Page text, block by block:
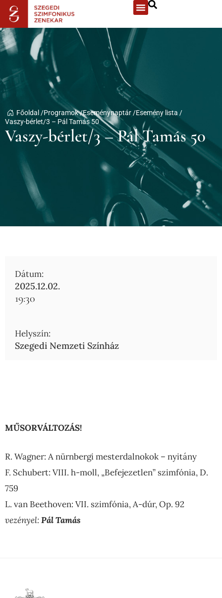
Főoldal /Programok /Eseménynaptár /Esemény lista /
Vaszy-bérlet/3 – Pál Tamás 50
Vaszy-bérlet/3 – Pál Tamás 50
Dátum:
2025.12.02.
19:30
Helyszín:
Szegedi Nemzeti Színház
MŰSORVÁLTOZÁS!
R. Wagner: A nürnbergi mesterdalnokok – nyitány
F. Schubert: VIII. h-moll, „Befejezetlen” szimfónia, D.
759
L. van Beethoven: VII. szimfónia, A-dúr, Op. 92
vezényel:Pál Tamás